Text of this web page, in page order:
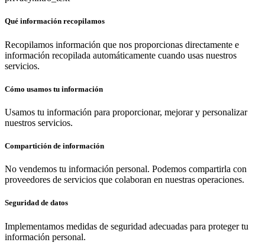
Qué información recopilamos
Recopilamos información que nos proporcionas directamente e
información recopilada automáticamente cuando usas nuestros
servicios.
Cómo usamos tu información
Usamos tu información para proporcionar, mejorar y personalizar
nuestros servicios.
Compartición de información
No vendemos tu información personal. Podemos compartirla con
proveedores de servicios que colaboran en nuestras operaciones.
Seguridad de datos
Implementamos medidas de seguridad adecuadas para proteger tu
información personal.